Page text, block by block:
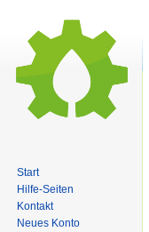
Start
Hilfe-Seiten
Kontakt
Neues Konto